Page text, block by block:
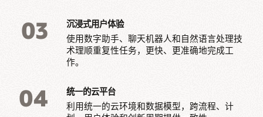
03 沉浸式用户体验
使用数字助手、聊天机器人和自然语言处理技
术理顺重复性任务，更快、更准确地完成工
作。
04 统一的云平台
利用统一的云环境和数据模型，跨流程、计